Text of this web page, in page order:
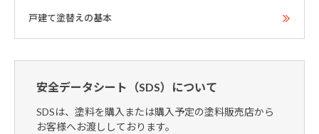
戸建て塗替えの基本
安全データシート（SDS）について
SDSは、塗料を購入または購入予定の塗料販売店から
お客様へお渡ししております。